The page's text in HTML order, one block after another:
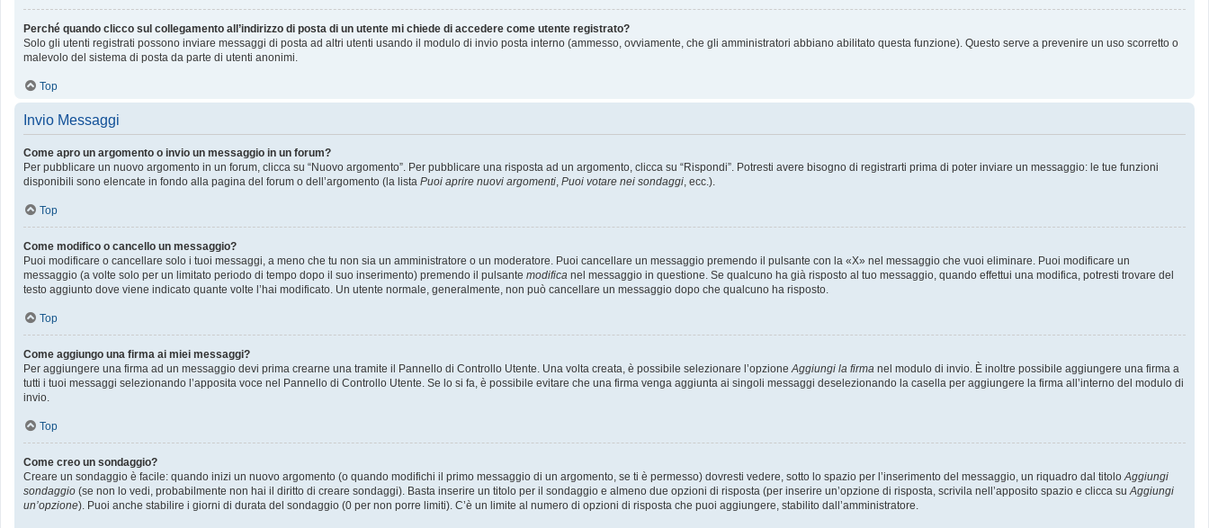
Perché quando clicco sul collegamento all’indirizzo di posta di un utente mi chiede di accedere come utente registrato?
Solo gli utenti registrati possono inviare messaggi di posta ad altri utenti usando il modulo di invio posta interno (ammesso, ovviamente, che gli amministratori abbiano abilitato questa funzione). Questo serve a prevenire un uso scorretto o
malevolo del sistema di posta da parte di utenti anonimi.
Top
Invio Messaggi
Come apro un argomento o invio un messaggio in un forum?
Per pubblicare un nuovo argomento in un forum, clicca su “Nuovo argomento”. Per pubblicare una risposta ad un argomento, clicca su “Rispondi”. Potresti avere bisogno di registrarti prima di poter inviare un messaggio: le tue funzioni
disponibili sono elencate in fondo alla pagina del forum o dell’argomento (la lista Puoi aprire nuovi argomenti, Puoi votare nei sondaggi, ecc.).
Top
Come modifico o cancello un messaggio?
Puoi modificare o cancellare solo i tuoi messaggi, a meno che tu non sia un amministratore o un moderatore. Puoi cancellare un messaggio premendo il pulsante con la «X» nel messaggio che vuoi eliminare. Puoi modificare un
messaggio (a volte solo per un limitato periodo di tempo dopo il suo inserimento) premendo il pulsante modifica nel messaggio in questione. Se qualcuno ha già risposto al tuo messaggio, quando effettui una modifica, potresti trovare del
testo aggiunto dove viene indicato quante volte l’hai modificato. Un utente normale, generalmente, non può cancellare un messaggio dopo che qualcuno ha risposto.
Top
Come aggiungo una firma ai miei messaggi?
Per aggiungere una firma ad un messaggio devi prima crearne una tramite il Pannello di Controllo Utente. Una volta creata, è possibile selezionare l’opzioneAggiungi la firma nel modulo di invio. È inoltre possibile aggiungere una firma a
tutti i tuoi messaggi selezionando l’apposita voce nel Pannello di Controllo Utente. Se lo si fa, è possibile evitare che una firma venga aggiunta ai singoli messaggi deselezionando la casella per aggiungere la firma all’interno del modulo di
invio.
Top
Come creo un sondaggio?
Creare un sondaggio è facile: quando inizi un nuovo argomento (o quando modifichi il primo messaggio di un argomento, se ti è permesso) dovresti vedere, sotto lo spazio per l’inserimento del messaggio, un riquadro dal titoloAggiungi
sondaggio (se non lo vedi, probabilmente non hai il diritto di creare sondaggi). Basta inserire un titolo per il sondaggio e almeno due opzioni di risposta (per inserire un’opzione di risposta, scrivila nell’apposito spazio e clicca suAggiungi
un’opzione). Puoi anche stabilire i giorni di durata del sondaggio (0 per non porre limiti). C’è un limite al numero di opzioni di risposta che puoi aggiungere, stabilito dall’amministratore.